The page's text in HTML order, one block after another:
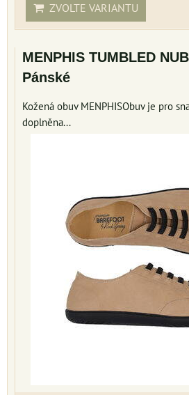
ZVOLTE VARIANTU
MENPHIS TUMBLED
Pánské
Kožená obuv MENPHISObuv je pro
doplněna...